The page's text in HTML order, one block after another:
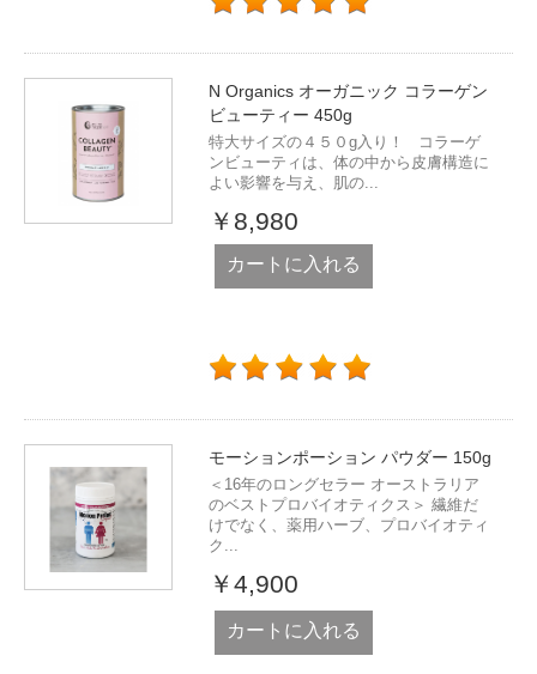
N Organics オーガニック コラーゲン
ビューティー 450g
特大サイズの４５０g入り！ コラーゲ
ンビューティは、体の中から皮膚構造に
よい影響を与え、肌の...
￥8,980
カートに入れる
モーションポーション パウダー 150g
＜16年のロングセラー オーストラリア
のベストプロバイオティクス＞ 繊維だ
けでなく、薬用ハーブ、プロバイオティ
ク...
￥4,900
カートに入れる